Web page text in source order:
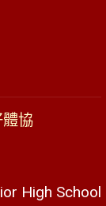
協
High School